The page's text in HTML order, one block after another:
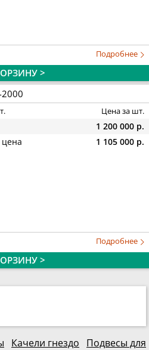
Подробнее
>
2000
Цена за шт.
1 200 000 р.
1 105 000 р.
Подробнее
>
Качели гнездо
Подвесы для